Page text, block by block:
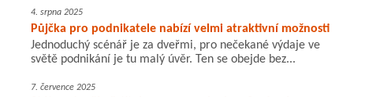
4. srpna 2025
Půjčka pro podnikatele nabízí velmi atraktivní možnosti
Jednoduchý scénář je za dveřmi, pro nečekané výdaje ve
světě podnikání je tu malý úvěr. Ten se obejde bez...
7. července 2025